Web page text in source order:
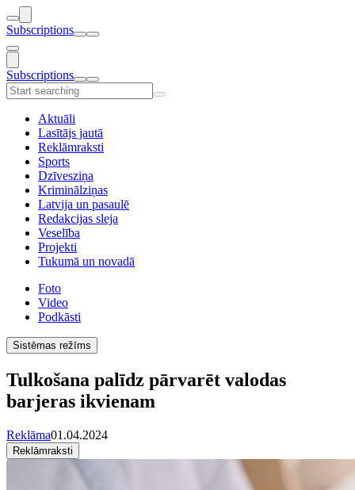
Subscriptions
Subscriptions
Aktuāli
Lasītājs jautā
Reklāmraksti
Sports
Dzīvesziņa
Kriminālziņas
Latvija un pasaulē
Redakcijas sleja
Veselība
Projekti
Tukumā un novadā
Foto
Video
Podkāsti
Sistēmas režīms
Tulkošana palīdz pārvarēt valodas
barjeras ikvienam
Reklāma01.04.2024
Reklāmraksti